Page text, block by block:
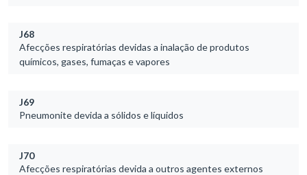
J68
Afecções respiratórias devidas a inalação de produtos
químicos, gases, fumaças e vapores
J69
Pneumonite devida a sólidos e líquidos
J70
Afecções respiratórias devida a outros agentes externos